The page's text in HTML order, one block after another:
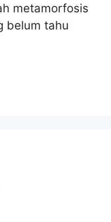
metamorfosis
belum tahu